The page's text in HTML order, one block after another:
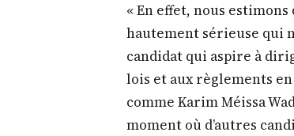
« En effet, nous
hautement sérieuse qui
candidat qui aspire à
lois et aux règlements
comme Karim Méissa
moment où d’autres